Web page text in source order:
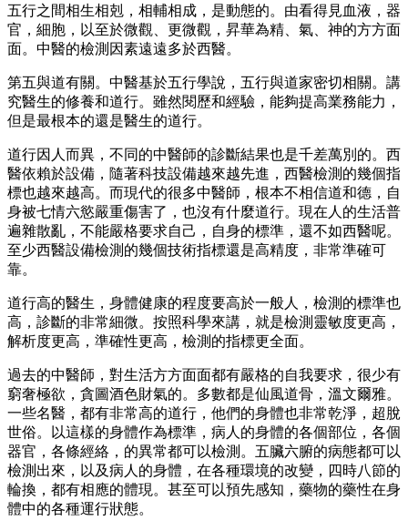
五行之間相生相剋，相輔相成，是動態的。由看得見血液，器
官，細胞，以至於微觀、更微觀，昇華為精、氣、神的方方面
面。中醫的檢測因素遠遠多於西醫。
第五與道有關。中醫基於五行學說，五行與道家密切相關。講
究醫生的修養和道行。雖然閱歷和經驗，能夠提高業務能力，
但是最根本的還是醫生的道行。
道行因人而異，不同的中醫師的診斷結果也是千差萬別的。西
醫依賴於設備，隨著科技設備越來越先進，西醫檢測的幾個指
標也越來越高。而現代的很多中醫師，根本不相信道和德，自
身被七情六慾嚴重傷害了，也沒有什麼道行。現在人的生活普
遍雜散亂，不能嚴格要求自己，自身的標準，還不如西醫呢。
至少西醫設備檢測的幾個技術指標還是高精度，非常準確可
靠。
道行高的醫生，身體健康的程度要高於一般人，檢測的標準也
高，診斷的非常細微。按照科學來講，就是檢測靈敏度更高，
解析度更高，準確性更高，檢測的指標更全面。
過去的中醫師，對生活方方面面都有嚴格的自我要求，很少有
窮奢極欲，貪圖酒色財氣的。多數都是仙風道骨，溫文爾雅。
一些名醫，都有非常高的道行，他們的身體也非常乾淨，超脫
世俗。以這樣的身體作為標準，病人的身體的各個部位，各個
器官，各條經絡，的異常都可以檢測。五臟六腑的病態都可以
檢測出來，以及病人的身體，在各種環境的改變，四時八節的
輪換，都有相應的體現。甚至可以預先感知，藥物的藥性在身
體中的各種運行狀態。